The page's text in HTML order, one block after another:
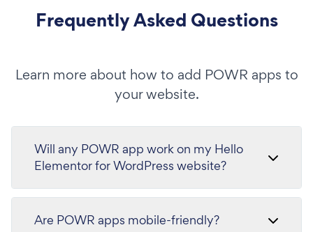
Frequently Asked Questions
Learn more about how to add POWR apps to
your website.
Will any POWR app work on my Hello
Elementor for WordPress website?
Are POWR apps mobile-friendly?